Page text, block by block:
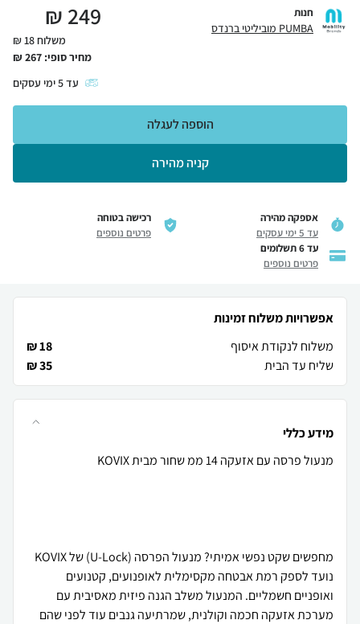
חנות
PUMBA מוביליטי ברנדס 249
₪
משלוח 18 ₪
מחיר סופי: 267
₪
עד5ימי עסקים
קניה מהירה
הוספה לעגלה
אספקה מהירה
עד 5 ימי עסקים
רכישה בטוחה
פרטים נוספים
עד 6 תשלומים
פרטים נוספים
אפשרויות משלוח זמינות
משלוח לנקודת איסוף
18 ₪
שליח עד הבית
35 ₪
מידע כללי
מחפשים שקט נפשי אמיתי? מנעול הפרסה (U-Lock) של KOVIX
נועד לספק רמת אבטחה מקסימלית לאופנועים, קטנועים
ואופניים חשמליים. המנעול משלב הגנה פיזית מאסיבית עם
מערכת אזעקה חכמה וקולנית, שמרתיעה גנבים עוד לפני שהם